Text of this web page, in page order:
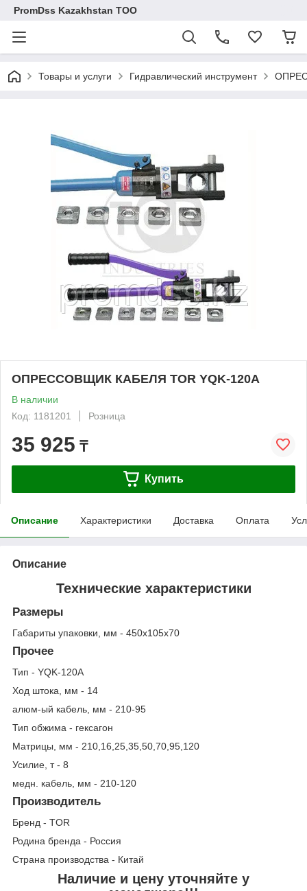
PromDss Kazakhstan TOO
Товары и услуги Гидравлический инструмент
ОПРЕССОВЩИК КАБЕЛЯ TOR YQK-120A
В наличии
Код: 1181201
Розница
35 925 ₸
Купить
Описание Характеристики Доставка Оплата
Описание
Технические характеристики
Размеры
Габариты упаковки, мм - 450х105х70
Прочее
Тип - YQK-120A
Ход штока, мм - 14
алюм-ый кабель, мм - 210-95
Тип обжима - гексагон
Матрицы, мм - 210,16,25,35,50,70,95,120
Усилие, т - 8
медн. кабель, мм - 210-120
Производитель
Бренд - TOR
Родина бренда - Россия
Страна производства - Китай
Наличие и цену уточняйте у